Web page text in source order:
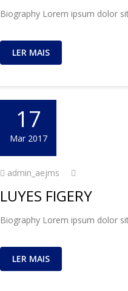
Biography Lorem ipsum dolor
LER MAIS
17
Mar 2017
admin_aejms
LUYES FIGERY
Biography Lorem ipsum dolor
LER MAIS